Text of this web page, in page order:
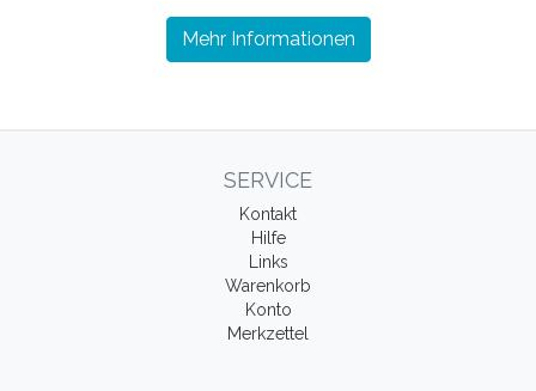
Mehr Informationen
SERVICE
Kontakt
Hilfe
Links
Warenkorb
Konto
Merkzettel